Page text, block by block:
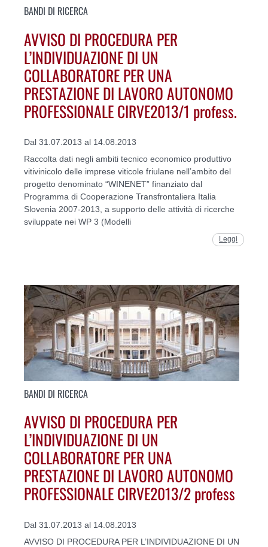
BANDI DI RICERCA
AVVISO DI PROCEDURA PER
L’INDIVIDUAZIONE DI UN
COLLABORATORE PER UNA
PRESTAZIONE DI LAVORO AUTONOMO
PROFESSIONALE CIRVE2013/1 profess.
Dal 31.07.2013 al 14.08.2013
Raccolta dati negli ambiti tecnico economico produttivo
vitivinicolo delle imprese viticole friulane nell’ambito del
progetto denominato “WINENET” finanziato dal
Programma di Cooperazione Transfrontaliera Italia
Slovenia 2007-2013, a supporto delle attività di ricerche
sviluppate nei WP 3 (Modelli
Leggi
BANDI DI RICERCA
AVVISO DI PROCEDURA PER
L’INDIVIDUAZIONE DI UN
COLLABORATORE PER UNA
PRESTAZIONE DI LAVORO AUTONOMO
PROFESSIONALE CIRVE2013/2 profess
Dal 31.07.2013 al 14.08.2013
AVVISO DI PROCEDURA PER L’INDIVIDUAZIONE DI UN